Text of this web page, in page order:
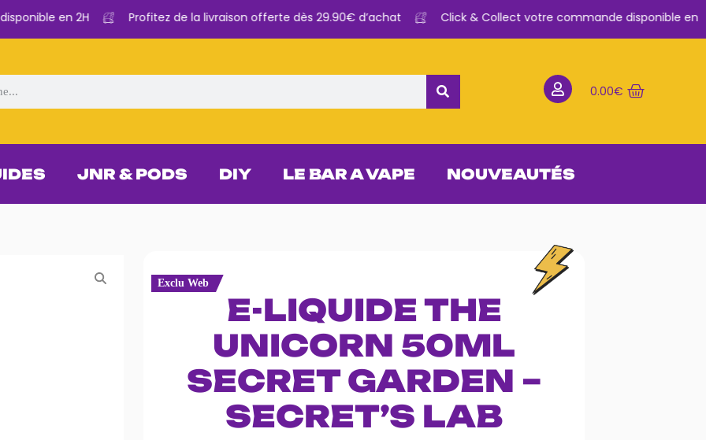
en 2H Profitez de la livraison offerte dès 29.90€ d’achat Click & Collect votre commande disponible en 2H
0.00€
JNR & PODS DIY LE BAR A VAPE NOUVEAUTÉS
Exclu Web
E-LIQUIDE THE
UNICORN 50ML
SECRET GARDEN –
SECRET’S LAB